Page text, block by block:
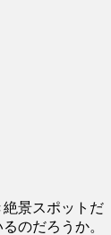
景スポットだ
のだろうか。